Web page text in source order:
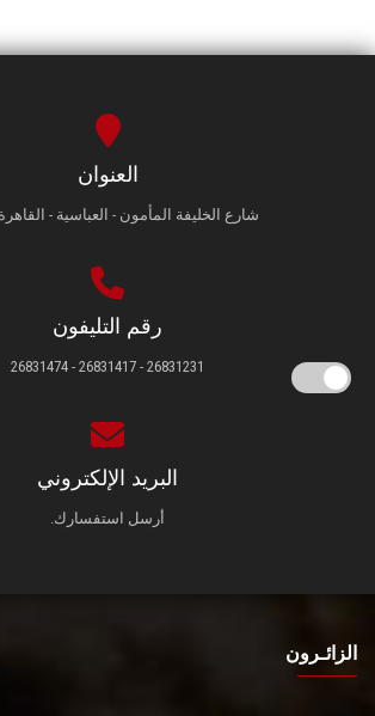
العنوان
شارع الخليفة المأمون - العباسية -
رقم التليفون
26831231 - 26831417 - 26831474
البريد الإلكتروني
أرسل استفسارك.
الزائـرون